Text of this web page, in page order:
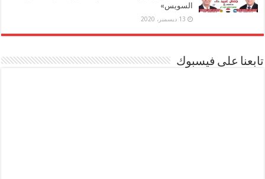
السويس»
13 ديسمبر، 2020
تابعنا على فيسبوك